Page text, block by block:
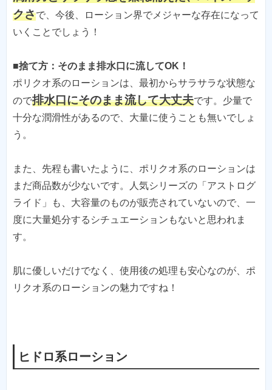
クさで、今後、ローション界でメジャーな存在になって
いくことでしょう！
■捨て方：そのまま排水口に流してOK！
ポリクオ系のローションは、最初からサラサラな状態な
ので排水口にそのまま流して大丈夫です。少量で
十分な潤滑性があるので、大量に使うことも無いでしょ
う。
また、先程も書いたように、ポリクオ系のローションは
まだ商品数が少ないです。人気シリーズの「アストログ
ライド」も、大容量のものが販売されていないので、一
度に大量処分するシチュエーションもないと思われま
す。
肌に優しいだけでなく、使用後の処理も安心なのが、ポ
リクオ系のローションの魅力ですね！
ヒドロ系ローション